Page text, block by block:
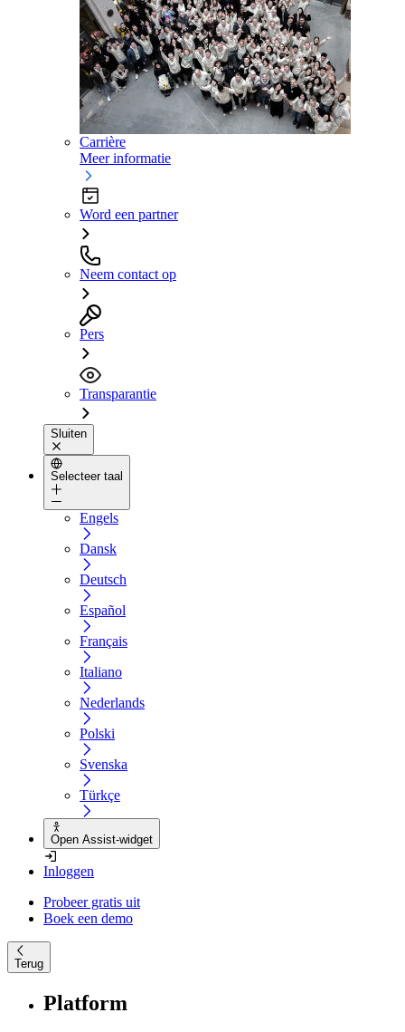
Carrière
Meer informatie
Word een partner
Neem contact op
Pers
Transparantie
Sluiten
Selecteer taal
Engels
Dansk
Deutsch
Español
Français
Italiano
Nederlands
Polski
Svenska
Türkçe
Open Assist-widget
Inloggen
Probeer gratis uit
Boek een demo
Terug
Platform